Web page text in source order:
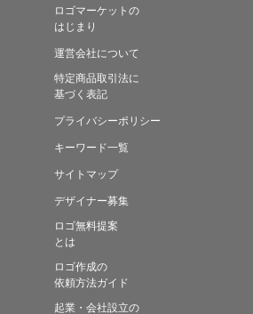
ロゴマーケットの
はじまり
運営会社について
特定商品取引法に
基づく表記
プライバシーポリシー
キーワード一覧
サイトマップ
デザイナー募集
ロゴ無料提案
とは
ロゴ作成の
依頼方法ガイド
起業・会社設立の